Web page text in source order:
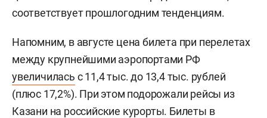
соответствует прошлогодним тенденциям.
Напомним, в августе цена билета при перелетах
между крупнейшими аэропортами РФ
увеличилась с 11,4 тыс. до 13,4 тыс. рублей
(плюс 17,2%). При этом подорожали рейсы из
Казани на российские курорты. Билеты в